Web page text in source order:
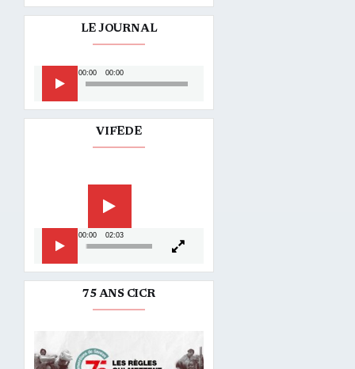
LE JOURNAL
audio
00:00 00:00
VIFEDE
00:00 02:03
75 ANS CICR